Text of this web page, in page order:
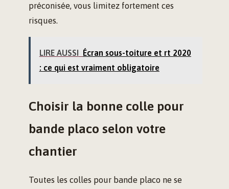
préconisée, vous limitez fortement ces
risques.
LIRE AUSSI Écran sous-toiture et rt 2020
: ce qui est vraiment obligatoire
Choisir la bonne colle pour
bande placo selon votre
chantier
Toutes les colles pour bande placo ne se